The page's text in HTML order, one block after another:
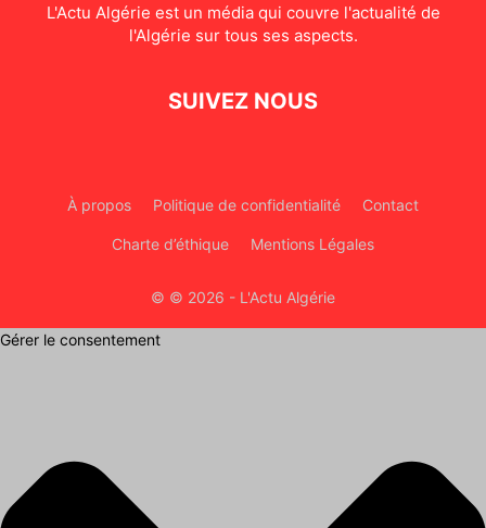
L'Actu Algérie est un média qui couvre l'actualité de
l'Algérie sur tous ses aspects.
SUIVEZ NOUS
À propos Politique de confidentialité Contact
Charte d’éthique Mentions Légales
© © 2026 - L'Actu Algérie
Gérer le consentement